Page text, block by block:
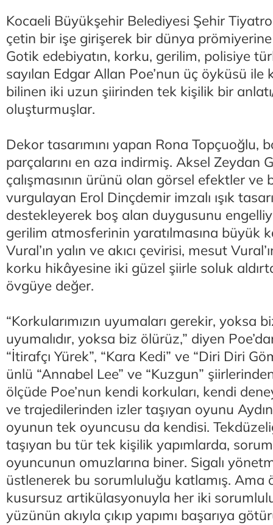
Kocaeli Büyükşehir Belediyesi Şehir
çetin bir işe girişerek bir dünya
Gotik edebiyatın, korku, gerilim, polisiye
sayılan Edgar Allan Poe’nun üç öyküsü ile
bilinen iki uzun şiirinden tek kişilik bir
oluşturmuşlar.
Dekor tasarımını yapan Rona Topçuoğlu,
parçalarını en aza indirmiş. Aksel Zeydan
çalışmasının ürünü olan görsel efektler ve
vurgulayan Erol Dinçdemir imzalı ışık
destekleyerek boş alan duygusunu
gerilim atmosferinin yaratılmasına büyük
Vural’ın yalın ve akıcı çevirisi, mesut
korku hikâyesine iki güzel şiirle soluk
övgüye değer.
“Korkularımızın uyumaları gerekir, yoksa
uyumalıdır, yoksa biz ölürüz,” diyen
“İtirafçı Yürek”, “Kara Kedi” ve “Diri Diri
ünlü “Annabel Lee” ve “Kuzgun”
ölçüde Poe’nun kendi korkuları, kendi
ve trajedilerinden izler taşıyan oyunu
oyunun tek oyuncusu da kendisi.
taşıyan bu tür tek kişilik yapımlarda,
oyuncunun omuzlarına biner. Sigalı
üstlenerek bu sorumluluğu katlamış. Ama
kusursuz artikülasyonuyla her iki
yüzünün akıyla çıkıp yapımı başarıya